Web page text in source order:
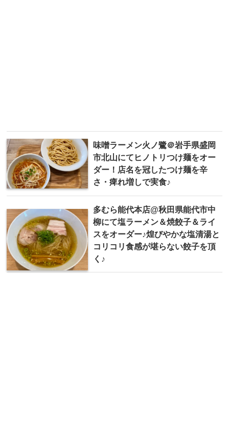
味噌ラーメン火ノ鷺＠岩手県盛岡
市北山にてヒノトリつけ麺をオー
ダー！店名を冠したつけ麺を辛
さ・痺れ増しで実食♪
多むら能代本店@秋田県能代市中
柳にて塩ラーメン＆焼餃子＆ライ
スをオーダー♪煌びやかな塩清湯と
コリコリ食感が堪らない餃子を頂
く♪